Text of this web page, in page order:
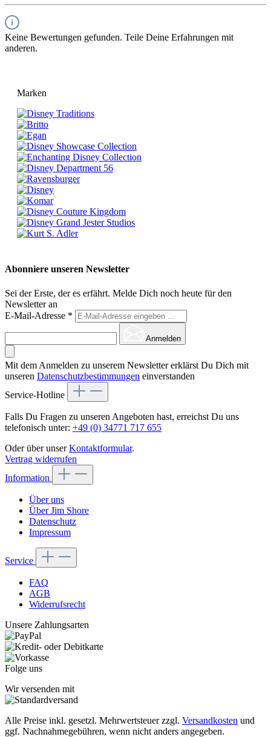
Keine Bewertungen gefunden. Teile Deine Erfahrungen mit
anderen.
Marken
Abonniere unseren Newsletter
Sei der Erste, der es erfährt. Melde Dich noch heute für den
Newsletter an
E-Mail-Adresse *
Anmelden
Mit dem Anmelden zu unserem Newsletter erklärst Du Dich mit
unseren Datenschutzbestimmungen einverstanden
Service-Hotline
Falls Du Fragen zu unseren Angeboten hast, erreichst Du uns
telefonisch unter: +49 (0) 34771 717 655
Oder über unserKontaktformular.
Vertrag widerrufen
Information
Über uns
Über Jim Shore
Datenschutz
Impressum
Service
FAQ
AGB
Widerrufsrecht
Unsere Zahlungsarten
Folge uns
Wir versenden mit
Alle Preise inkl. gesetzl. Mehrwertsteuer zzgl. Versandkosten und
ggf. Nachnahmegebühren, wenn nicht anders angegeben.